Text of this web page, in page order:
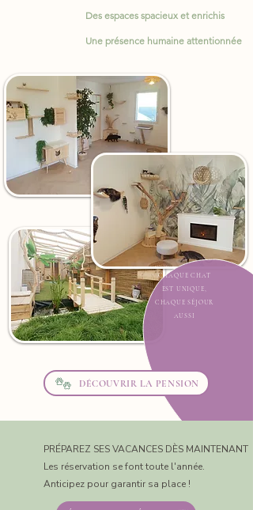
Des espaces spacieux et enrichis
Une présence humaine attentionnée
CHAQUE CHAT
EST UNIQUE,
CHAQUE SÉJOUR
AUSSI
DÉCOUVRIR LA PENSION
PRÉPAREZ SES VACANCES DÈS MAINTENANT
Les réservation se font toute l'année.
Anticipez pour garantir sa place !